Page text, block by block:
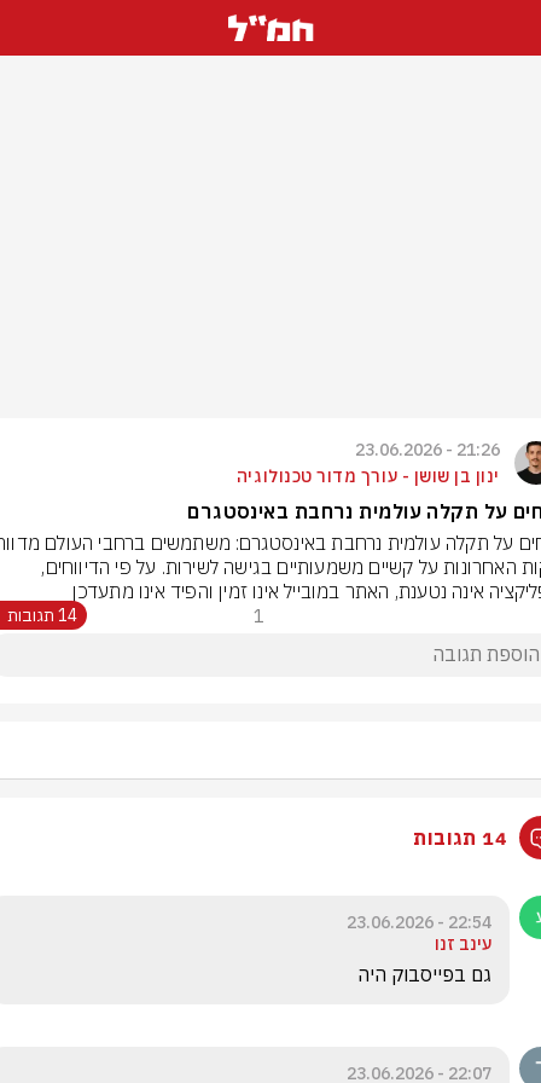
21:26 - 23.06.2026
ינון בן שושן - עורך מדור טכנולוגיה
על תקלה עולמית נרחבת באינסטגרם
אינה נטענת, האתר במובייל אינו זמין והפיד אינו מתעדכן
1 14 תגובות
14 תגובות
22:54 - 23.06.2026
עינב זנו
גם בפייסבוק היה
22:07 - 23.06.2026